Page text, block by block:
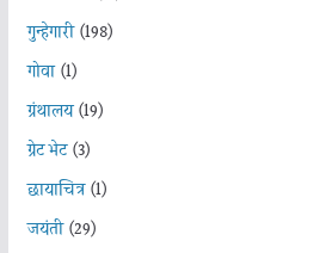
गुन्हेगारी(198)
गोवा(1)
ग्रंथालय(19)
ग्रेट भेट(3)
छायाचित्र(1)
जयंती(29)